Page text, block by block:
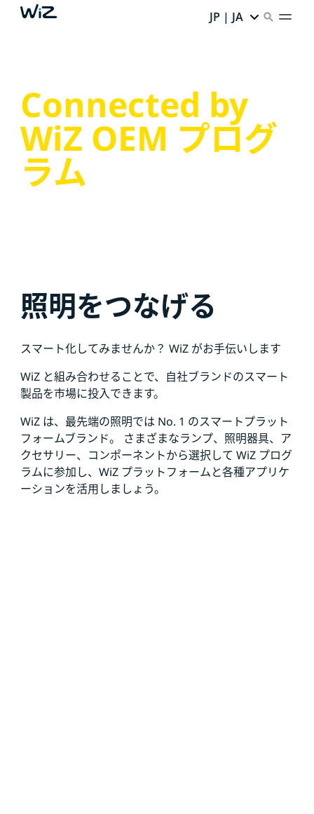
JP | JA
Connected by
WiZ OEM プログ
ラム
照明をつなげる
スマート化してみませんか？ WiZ がお手伝いします
WiZ と組み合わせることで、自社ブランドのスマート
製品を市場に投入できます。
WiZ は、最先端の照明では No. 1 のスマートプラット
フォームブランド。 さまざまなランプ、照明器具、ア
クセサリー、コンポーネントから選択して WiZ プログ
ラムに参加し、WiZ プラットフォームと各種アプリケ
ーションを活用しましょう。